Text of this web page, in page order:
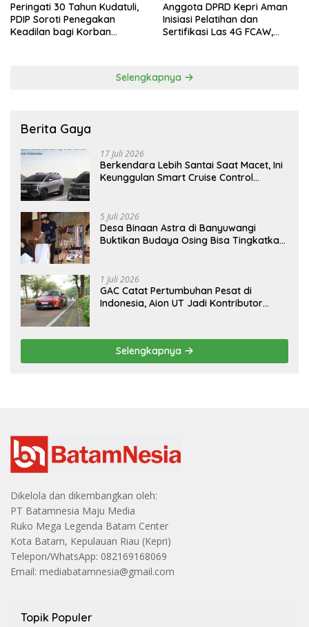
Peringati 30 Tahun Kudatuli,
PDIP Soroti Penegakan
Keadilan bagi Korban
Anggota DPRD Kepri Aman
Inisiasi Pelatihan dan
Sertifikasi Las 4G FCAW,
Selengkapnya
Berita Gaya
17 Juli 2026
Berkendara Lebih Santai Saat Macet, Ini
Keunggulan Smart Cruise Control
5 Juli 2026
Desa Binaan Astra di Banyuwangi
Buktikan Budaya Osing Bisa Tingkatkan
1 Juli 2026
GAC Catat Pertumbuhan Pesat di
Indonesia, Aion UT Jadi Kontributor
Selengkapnya
Dikelola dan dikembangkan oleh:
PT Batamnesia Maju Media
Ruko Mega Legenda Batam Center
Kota Batam, Kepulauan Riau (Kepri)
Telepon/WhatsApp: 082169168069
Email: mediabatamnesia@gmail.com
Topik Populer